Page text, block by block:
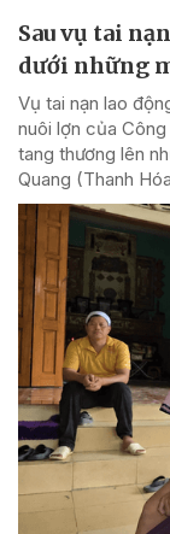
Sau vụ tai
dưới những
Vụ tai nạn lao
nuôi lợn của
tang thương lên
Quang (Thanh